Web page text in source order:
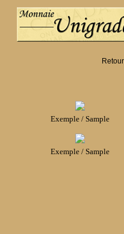
Exemple / Sample
Exemple / Sample